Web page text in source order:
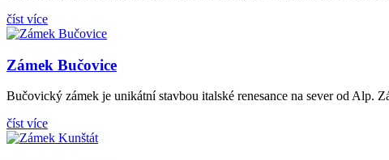
číst více
Zámek Bučovice
Bučovický zámek je unikátní stavbou italské renesance na sever od Alp.
číst více